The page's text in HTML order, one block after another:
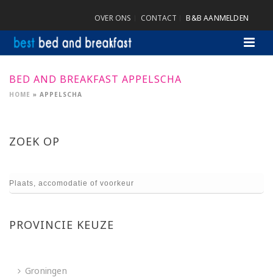
OVER ONS CONTACT B&B AANMELDEN
BED AND BREAKFAST APPELSCHA
HOME » APPELSCHA
ZOEK OP
PROVINCIE KEUZE
Groningen